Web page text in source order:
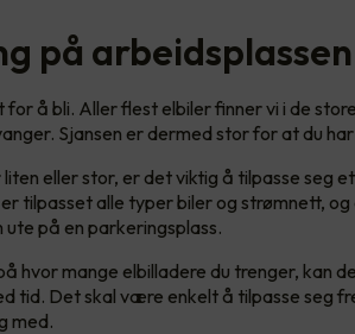
på arbeidsplassen
for å bli. Aller flest elbiler finner vi i de
Sjansen er dermed stor for at du
eller stor, er det viktig å tilpasse seg
tilpasset alle typer biler og strømnett,
ute på en parkeringsplass.
hvor mange elbilladere du trenger, kan
tid. Det skal være enkelt å tilpasse seg
med.